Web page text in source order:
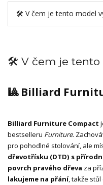
🛠️ V čem je tento model
🛠️ V čem je
🎱 Billiard
Billiard Furniture Compact
bestselleru Furniture.
pro pohodlné stolování, ale
dřevotřísku (DTD) s
povrch pravého dřeva za
lakujeme na přání, takže